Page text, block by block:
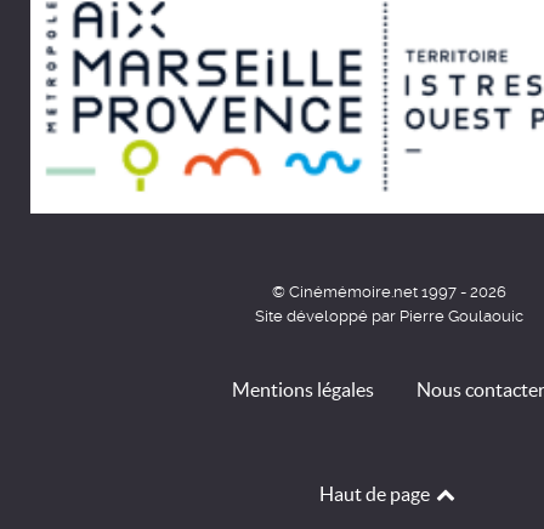
© Cinémémoire.net 1997 - 2026
Site développé par Pierre Goulaouic
Mentions légales Nous contacter
Haut de page